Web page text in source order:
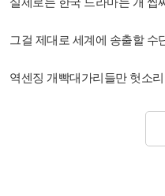
그걸 제대로 세계에 송출할 수
역센징 개빡대가리들만 헛소